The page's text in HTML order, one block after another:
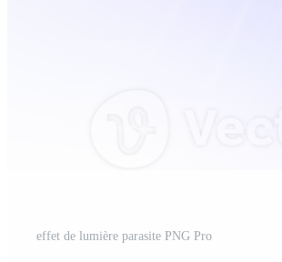
effet de lumière parasite PNG Pro